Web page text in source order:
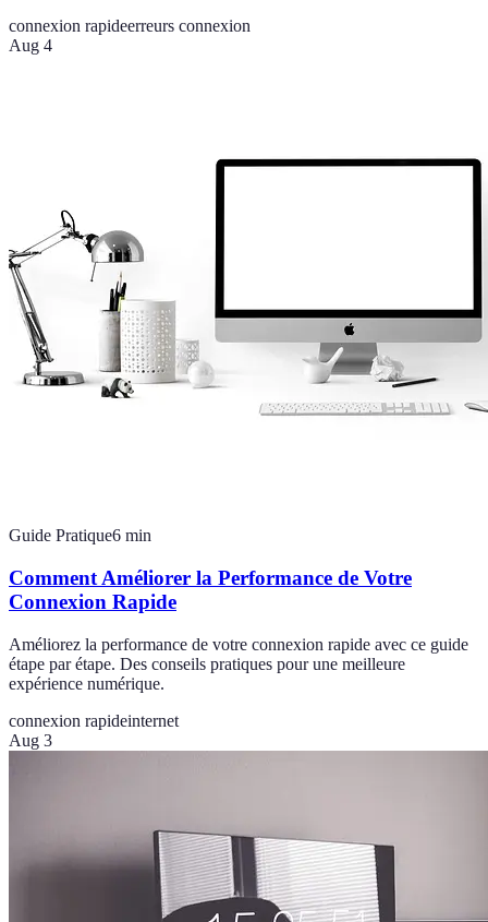
connexion rapideerreurs connexion
Aug 4
Guide Pratique6 min
Comment Améliorer la Performance de Votre
Connexion Rapide
Améliorez la performance de votre connexion rapide avec ce guide
étape par étape. Des conseils pratiques pour une meilleure
expérience numérique.
connexion rapideinternet
Aug 3